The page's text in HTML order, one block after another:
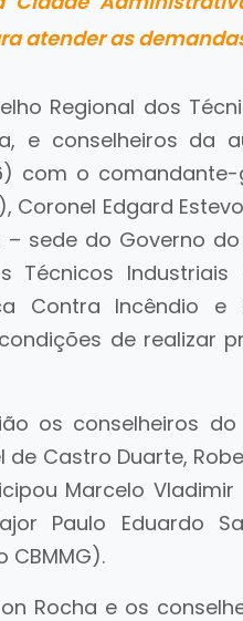
atender as
Regional dos
e conselheiros da
com o
Coronel Edgard
sede do Governo
Técnicos
Contra Incêndio
de realizar
os conselheiros do
de Castro Duarte,
Marcelo
Paulo Eduardo
CBMMG).
Rocha e os